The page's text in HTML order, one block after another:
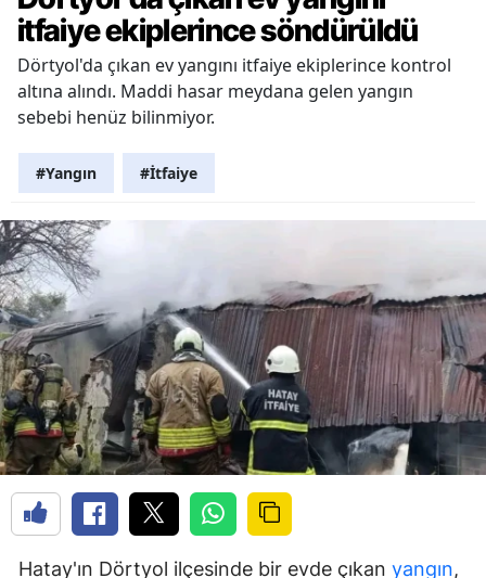
itfaiye ekiplerince söndürüldü
Dörtyol'da çıkan ev yangını itfaiye ekiplerince kontrol
altına alındı. Maddi hasar meydana gelen yangın
sebebi henüz bilinmiyor.
#Yangın #İtfaiye
Hatay'ın Dörtyol ilçesinde bir evde çıkan yangın,